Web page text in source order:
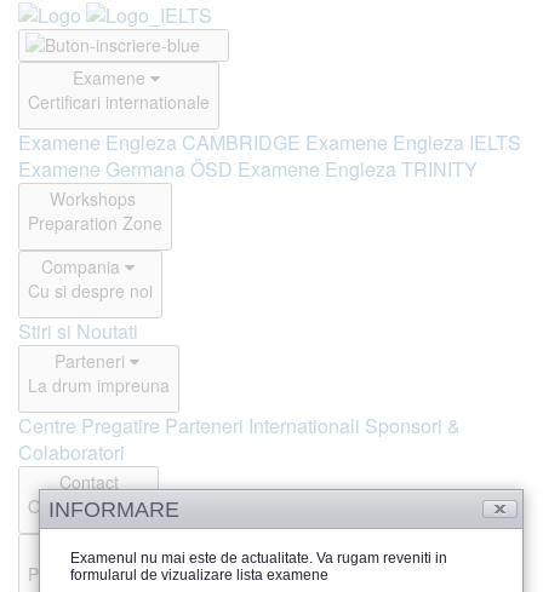
Examene
Certificari internationale
Examene Engleza CAMBRIDGE Examene Engleza IELTS
Examene Germana ÖSD Examene Engleza TRINITY
Workshops
Preparation Zone
Compania
Cu si despre noi
Stiri si Noutati
Parteneri
La drum impreuna
Centre Pregatire Parteneri Internationali Sponsori &
Colaboratori
Contact
Offline si Online
Recenzii
Parerea publicului
INFORMARE
Examenul nu mai este de actualitate. Va rugam reveniti in
formularul de vizualizare lista examene